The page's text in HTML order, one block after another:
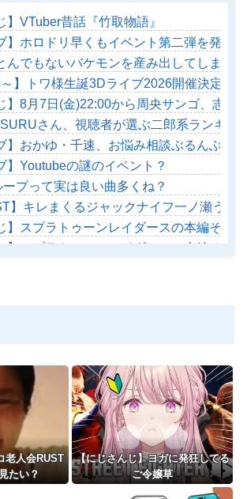
】VTuber昔話『竹取物語』
】ホロドリ早くもイベント第二弾を発表
んでもないバケモンを産み出してしまっ
～】トワ様生誕3Dライブ2026開催決定！
】8月7日(金)22:00から周央サンゴ、志
さん、視聴者が選ぶ二郎系ランキン
】おかゆ・千速、お悩み相談ぶるんぶ
】Youtubeの謎のイベント？
プって実は良い曲多くね？
】キレまくるジャックナイフ一ノ瀬うる
】スプラトゥーンレイダースの本編そっ
】スプラトゥーンレイダースの本編そっ
老人会RUST
たい？
【にじさんじ】ヨガに発狂してる
ご令嬢草